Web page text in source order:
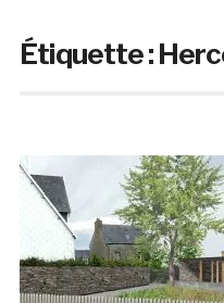
Étiquette :